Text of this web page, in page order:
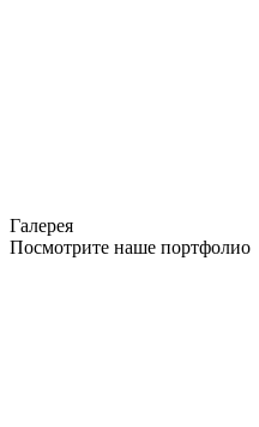
Галерея
Посмотрите наше портфолио